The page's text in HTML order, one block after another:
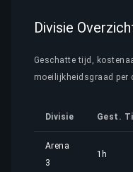
Divisie
Geschatte tijd,
moeilijkheidsgraad per
Divisie Gest.
Arena
3
1h